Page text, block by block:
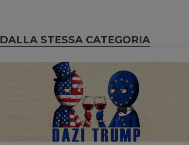
DALLA STESSA CATEGORIA